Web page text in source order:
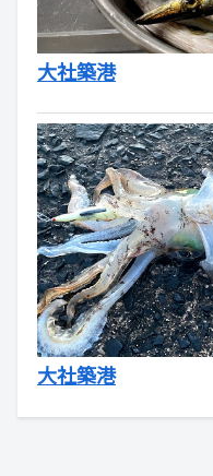
大社築港
大社築港